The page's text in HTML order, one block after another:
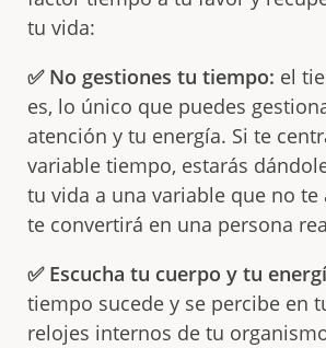
tu vida:
✅ No gestiones tu tiempo: el
es, lo único que puedes
atención y tu energía. Si te
variable tiempo, estarás
tu vida a una variable que no te
te convertirá en una persona
✅ Escucha tu cuerpo y tu
tiempo sucede y se percibe en
relojes internos de tu